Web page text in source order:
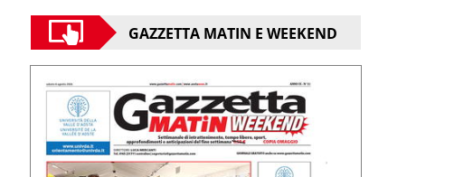
GAZZETTA MATIN E WEEKEND